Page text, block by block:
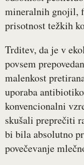
mineralnih gnojil,
prisotnost težkih
Trditev, da je v
povsem
malenkost
uporaba
konvencionalni
skušali preprečiti
bi bila absolutno
povečevanje